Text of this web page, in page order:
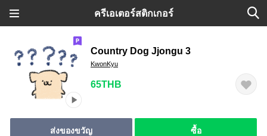
ครีเอเตอร์สติกเกอร์
Country Dog Jjongu 3
KwonKyu
65THB
ส่งของขวัญ ซื้อ